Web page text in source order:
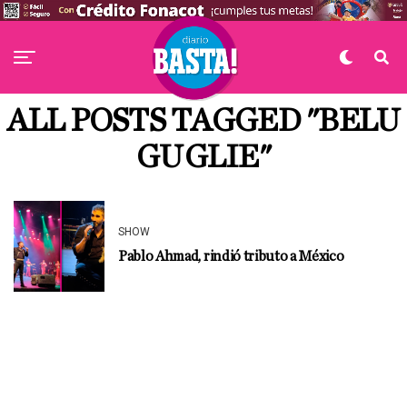
ALL POSTS TAGGED "BELU
GUGLIE"
SHOW
Pablo Ahmad, rindió tributo a México